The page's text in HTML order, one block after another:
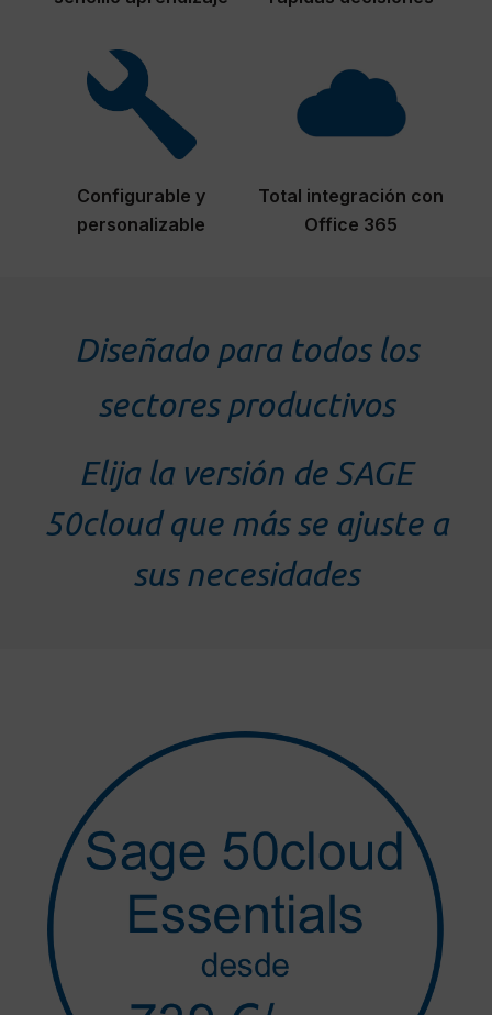
Configurable y
personalizable
Total integración con
Office 365
Diseñado para todos los
sectores productivos
Elija la versión de SAGE
50cloud que más se ajuste a
sus necesidades